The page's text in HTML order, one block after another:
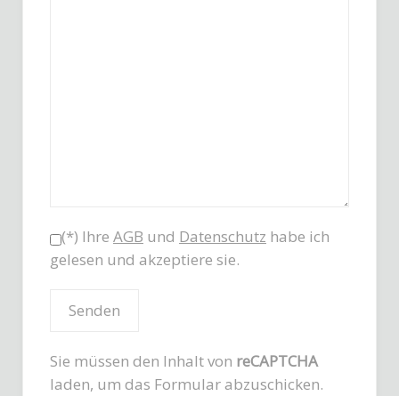
(*) Ihre AGB und Datenschutz habe ich
gelesen und akzeptiere sie.
Sie müssen den Inhalt von reCAPTCHA
laden, um das Formular abzuschicken.